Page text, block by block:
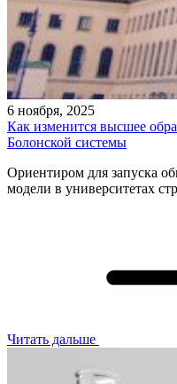
6 ноября, 2025
Как изменится высшее
Болонской системы
Ориентиром для запуска
модели в университетах
Читать дальше